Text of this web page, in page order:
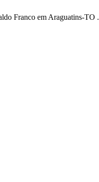
Franco em Araguatins-TO .